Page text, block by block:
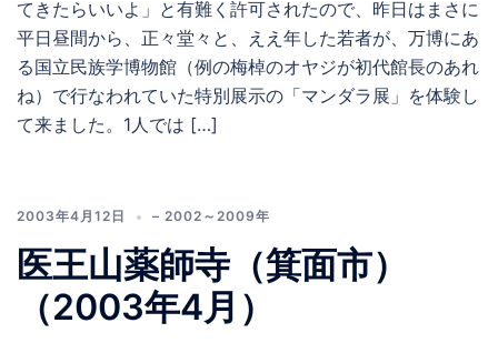
てきたらいいよ」と有難く許可されたので、昨日はまさに
平日昼間から、正々堂々と、ええ年した若者が、万博にあ
る国立民族学博物館（例の梅棹のオヤジが初代館長のあれ
ね）で行なわれていた特別展示の「マンダラ展」を体験し
て来ました。1人では […]
2003年4月12日 – 2002～2009年
医王山薬師寺（箕面市）
（2003年4月）